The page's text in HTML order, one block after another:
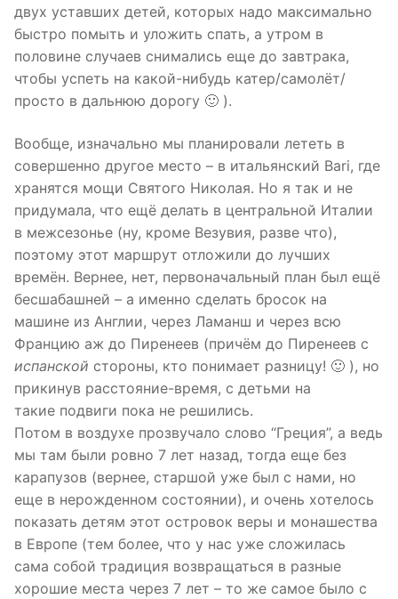
двух уставших детей, которых надо максимально
быстро помыть и уложить спать, а утром в
половине случаев снимались еще до завтрака,
чтобы успеть на какой-нибудь катер/самолёт/
просто в дальнюю дорогу 🙂 ).
Вообще, изначально мы планировали лететь в
совершенно другое место – в итальянский Bari, где
хранятся мощи Святого Николая. Но я так и не
придумала, что ещё делать в центральной Италии
в межсезонье (ну, кроме Везувия, разве что),
поэтому этот маршрут отложили до лучших
времён. Вернее, нет, первоначальный план был ещё
бесшабашней – а именно сделать бросок на
машине из Англии, через Ламанш и через всю
Францию аж до Пиренеев (причём до Пиренеев с
испанской стороны, кто понимает разницу! 🙂 ), но
прикинув расстояние-время, с детьми на
такие подвиги пока не решились.
Потом в воздухе прозвучало слово “Греция”, а ведь
мы там были ровно 7 лет назад, тогда еще без
карапузов (вернее, старшой уже был с нами, но
еще в нерожденном состоянии), и очень хотелось
показать детям этот островок веры и монашества
в Европе (тем более, что у нас уже сложилась
сама собой традиция возвращаться в разные
хорошие места через 7 лет – то же самое было с